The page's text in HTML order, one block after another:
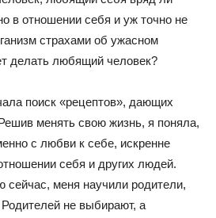
в отношении себя и уж точно не
страхами об ужасном
делать любящий человек?
поиск «рецептов», дающих
менять свою жизнь, я поняла,
с любви к себе, искренне
себя и других людей.
сейчас, меня научили родители,
не выбирают, а